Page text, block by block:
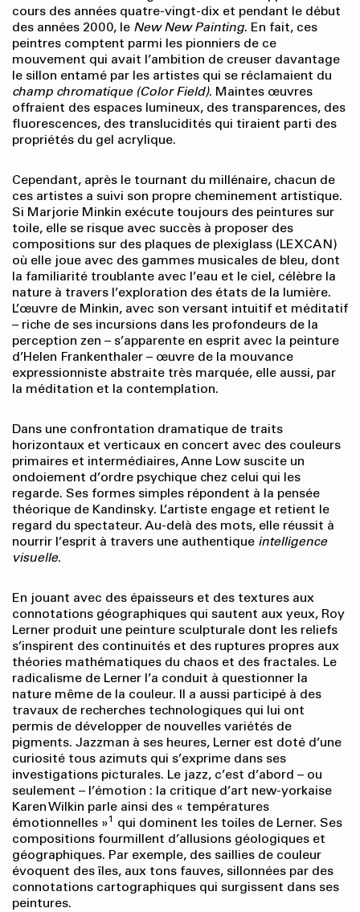
cours des années quatre-vingt-dix et pendant le début
des années 2000, le New New Painting. En fait, ces
peintres comptent parmi les pionniers de ce
mouvement qui avait l’ambition de creuser davantage
le sillon entamé par les artistes qui se réclamaient du
champ chromatique (Color Field). Maintes œuvres
offraient des espaces lumineux, des transparences, des
fluorescences, des translucidités qui tiraient parti des
propriétés du gel acrylique.
Cependant, après le tournant du millénaire, chacun de
ces artistes a suivi son propre cheminement artistique.
Si Marjorie Minkin exécute toujours des peintures sur
toile, elle se risque avec succès à proposer des
compositions sur des plaques de plexiglass (LEXCAN)
où elle joue avec des gammes musicales de bleu, dont
la familiarité troublante avec l’eau et le ciel, célèbre la
nature à travers l’exploration des états de la lumière.
L’œuvre de Minkin, avec son versant intuitif et méditatif
– riche de ses incursions dans les profondeurs de la
perception zen – s’apparente en esprit avec la peinture
d’Helen Frankenthaler – œuvre de la mouvance
expressionniste abstraite très marquée, elle aussi, par
la méditation et la contemplation.
Dans une confrontation dramatique de traits
horizontaux et verticaux en concert avec des couleurs
primaires et intermédiaires, Anne Low suscite un
ondoiement d’ordre psychique chez celui qui les
regarde. Ses formes simples répondent à la pensée
théorique de Kandinsky. L’artiste engage et retient le
regard du spectateur. Au-delà des mots, elle réussit à
nourrir l’esprit à travers une authentique intelligence
visuelle.
En jouant avec des épaisseurs et des textures aux
connotations géographiques qui sautent aux yeux, Roy
Lerner produit une peinture sculpturale dont les reliefs
s’inspirent des continuités et des ruptures propres aux
théories mathématiques du chaos et des fractales. Le
radicalisme de Lerner l’a conduit à questionner la
nature même de la couleur. Il a aussi participé à des
travaux de recherches technologiques qui lui ont
permis de développer de nouvelles variétés de
pigments. Jazzman à ses heures, Lerner est doté d’une
curiosité tous azimuts qui s’exprime dans ses
investigations picturales. Le jazz, c’est d’abord – ou
seulement – l’émotion : la critique d’art new-yorkaise
Karen Wilkin parle ainsi des « températures
émotionnelles »1 qui dominent les toiles de Lerner. Ses
compositions fourmillent d’allusions géologiques et
géographiques. Par exemple, des saillies de couleur
évoquent des îles, aux tons fauves, sillonnées par des
conno­tations cartographiques qui surgissent dans ses
peintures.